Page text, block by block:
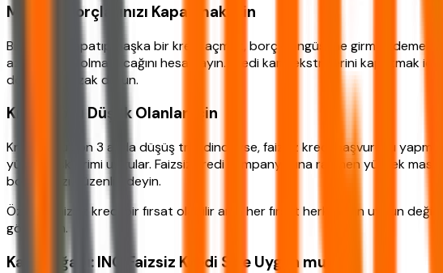
Mevcut Borçlarınızı Kapatmak İçin
Bir krediyi kapatıp başka bir kredi açmak, borç döngüsüne girmek
azalma olup olmayacağını hesaplayın. Kredi kartı ekstrelerini kapatmak
döngüden uzak durun.
Kredi Notu Düşük Olanlar İçin
Kredi notu son 3 ayda düşüş trendindeyse, faizsiz kredi başvurusu
yüksek risk primi uygular. Faizsiz kredi kampanyasına rağmen yüksek
borçlarınızı düzenli ödeyin.
Özetle: Faizsiz kredi bir fırsat olabilir ama her fırsat herkes için uygun
göre verin.
Karar Ağacı: ING Faizsiz Kredi Size Uygun mu?